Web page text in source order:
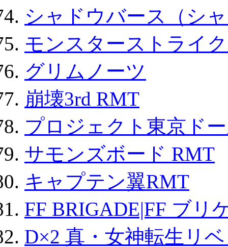
シャドウバース（シ
モンスターストライ
グリムノーツ
崩壊3rd RMT
プロジェクト東京ド
サモンズボード RMT
キャプテン翼RMT
FF BRIGADE|FF ブリ
D×2 真・女神転生リ